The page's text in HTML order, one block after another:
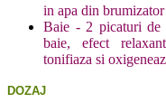
in apa din brumizator
Baie - 2 picaturi de
baie, efect
tonifiaza si
DOZAJ